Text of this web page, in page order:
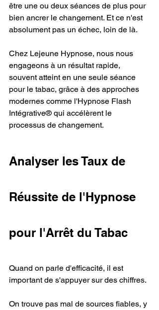
être une ou deux séances de plus pour
bien ancrer le changement. Et ce n'est
absolument pas un échec, loin de là.
Chez Lejeune Hypnose, nous nous
engageons à un résultat rapide,
souvent atteint en une seule séance
pour le tabac, grâce à des approches
modernes comme l'Hypnose Flash
Intégrative® qui accélèrent le
processus de changement.
Analyser les Taux de
Réussite de l'Hypnose
pour l'Arrêt du Tabac
Quand on parle d'efficacité, il est
important de s'appuyer sur des chiffres.
On trouve pas mal de sources fiables, y